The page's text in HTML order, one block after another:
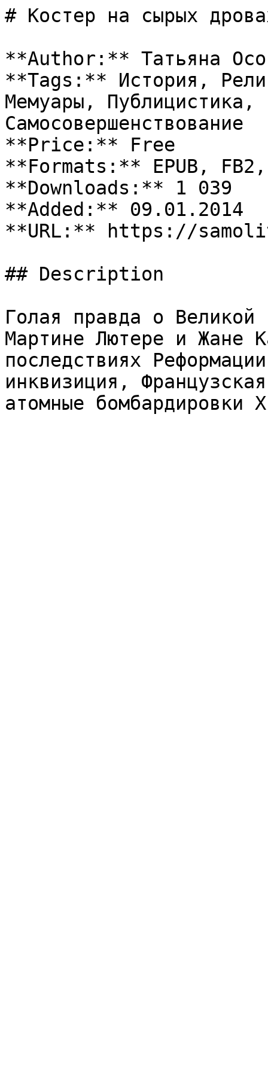
# Костер на сырых
**Author:** Татьяна
**Tags:** История,
Мемуары, Публицистика,
Самосовершенствование
**Price:** Free
**Formats:** EPUB, FB2,
**Downloads:** 1 039
**Added:** 09.01.2014
**URL:** https://
## Description
Голая правда о
Мартине Лютере и Жане
последствиях
инквизиция,
атомные